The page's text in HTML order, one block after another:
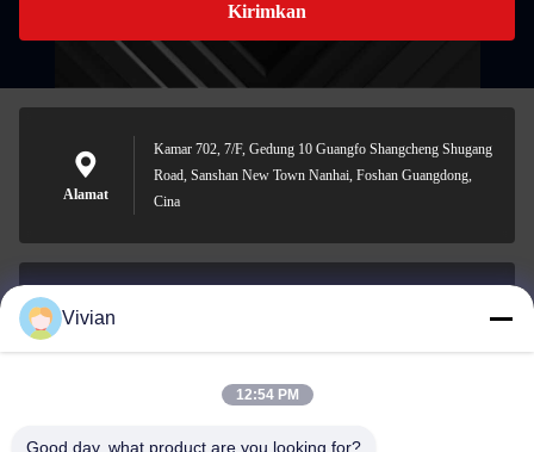
Kirimkan
Alamat
Kamar 702, 7/F, Gedung 10 Guangfo Shangcheng Shugang
Road, Sanshan New Town Nanhai, Foshan Guangdong,
Cina
Vivian
12:54 PM
Good day, what product are you looking for?